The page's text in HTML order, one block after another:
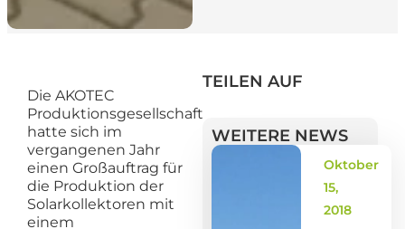
Die AKOTEC
Produktionsgesellschaft
hatte sich im
vergangenen Jahr
einen Großauftrag für
die Produktion der
Solarkollektoren mit
einem
TEILEN AUF
WEITERE NEWS
Oktober
15,
2018